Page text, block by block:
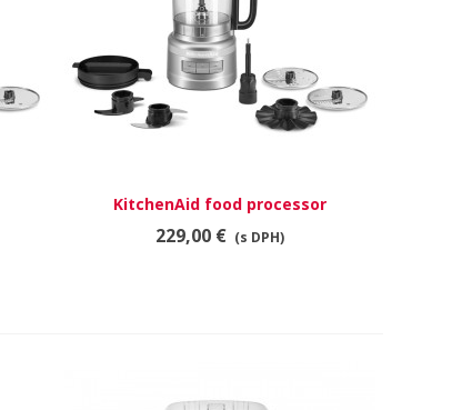
RÝCHLY NÁHĽAD
KitchenAid food processor
5KFP0921ECU
229,00 € (s DPH)